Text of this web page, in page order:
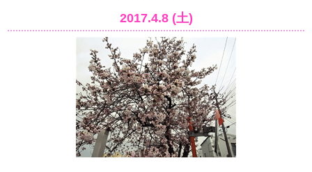
2017.4.8 (土)